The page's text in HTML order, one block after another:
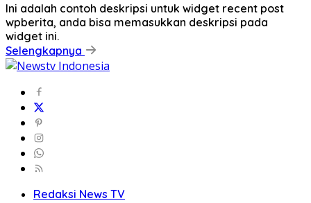
Ini adalah contoh deskripsi untuk widget recent post
wpberita, anda bisa memasukkan deskripsi pada
widget ini.
Selengkapnya
Redaksi News TV